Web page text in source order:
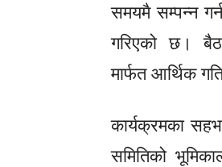
समयमै सम्पन्न
गरिएको छ।
मार्फत आर्थिक
कार्यक्रमका
समितिको